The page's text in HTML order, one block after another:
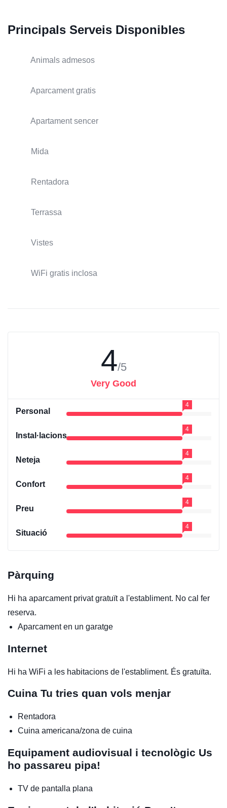
Principals Serveis Disponibles
Animals admesos
Aparcament gratis
Apartament sencer
Mida
Rentadora
Terrassa
Vistes
WiFi gratis inclosa
4/5
Very Good
Personal
4
Instal·lacions
4
Neteja
4
Confort
4
Preu
4
Situació
4
Pàrquing
Hi ha aparcament privat gratuït a l'establiment. No cal fer
reserva.
Aparcament en un garatge
Internet
Hi ha WiFi a les habitacions de l'establiment. És gratuïta.
Cuina Tu tries quan vols menjar
Rentadora
Cuina americana/zona de cuina
Equipament audiovisual i tecnològic Us
ho passareu pipa!
TV de pantalla plana